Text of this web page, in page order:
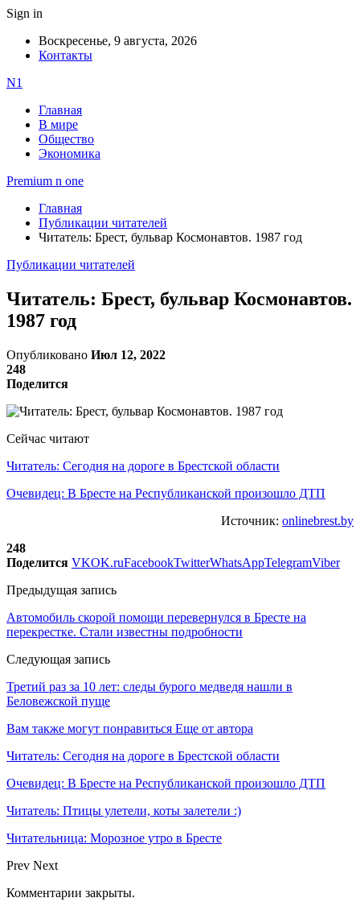
Sign in
Воскресенье, 9 августа, 2026
Контакты
N1
Главная
В мире
Общество
Экономика
Premium n one
Главная
Публикации читателей
Читатель: Брест, бульвар Космонавтов. 1987 год
Публикации читателей
Читатель: Брест, бульвар Космонавтов.
1987 год
Опубликовано Июл 12, 2022
248
Поделится
Сейчас читают
Читатель: Сегодня на дороге в Брестской области
Очевидец: В Бресте на Республиканской произошло ДТП
Источник: onlinebrest.by
248
Поделится VKOK.ruFacebookTwitterWhatsAppTelegramViber
Предыдущая запись
Автомобиль скорой помощи перевернулся в Бресте на
перекрестке. Стали известны подробности
Следующая запись
Третий раз за 10 лет: следы бурого медведя нашли в
Беловежской пуще
Вам также могут понравиться Еще от автора
Читатель: Сегодня на дороге в Брестской области
Очевидец: В Бресте на Республиканской произошло ДТП
Читатель: Птицы улетели, коты залетели :)
Читательница: Морозное утро в Бресте
Prev Next
Комментарии закрыты.